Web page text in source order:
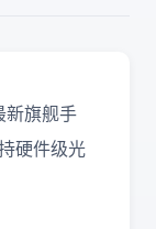
新旗舰手
硬件级光